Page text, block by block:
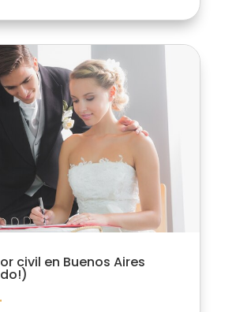
civil en Buenos Aires